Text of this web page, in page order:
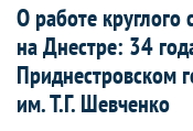
О работе круглого
на Днестре: 34
Приднестровском
им. Т.Г. Шевченко